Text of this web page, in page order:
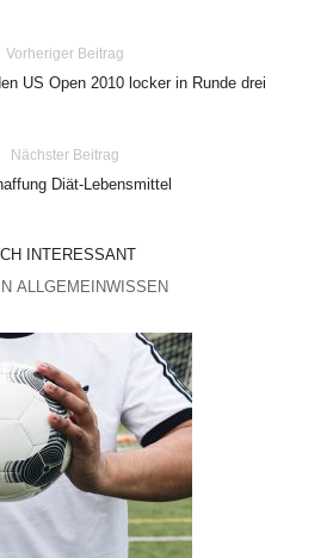
Vorheriger Beitrag
US Open 2010 locker in Runde drei
Nächster Beitrag
Diät-Lebensmittel
INTERESSANT
ALLGEMEINWISSEN